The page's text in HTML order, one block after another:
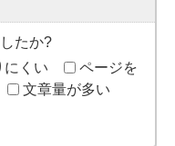
たか?
にくい
ページを
文章量が多い